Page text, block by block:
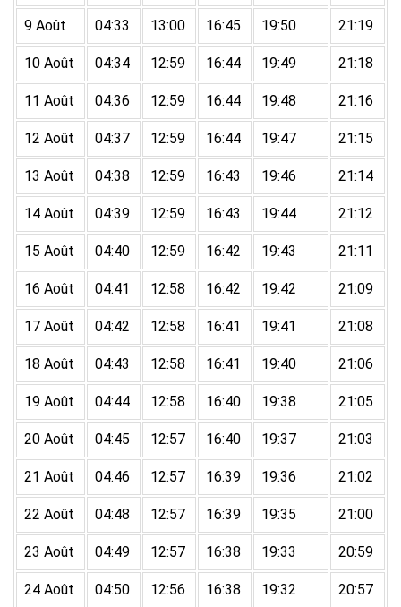
9 Août 04:33 13:00 16:45 19:50 21:19
10 Août 04:34 12:59 16:44 19:49 21:18
11 Août 04:36 12:59 16:44 19:48 21:16
12 Août 04:37 12:59 16:44 19:47 21:15
13 Août 04:38 12:59 16:43 19:46 21:14
14 Août 04:39 12:59 16:43 19:44 21:12
15 Août 04:40 12:59 16:42 19:43 21:11
16 Août 04:41 12:58 16:42 19:42 21:09
17 Août 04:42 12:58 16:41 19:41 21:08
18 Août 04:43 12:58 16:41 19:40 21:06
19 Août 04:44 12:58 16:40 19:38 21:05
20 Août 04:45 12:57 16:40 19:37 21:03
21 Août 04:46 12:57 16:39 19:36 21:02
22 Août 04:48 12:57 16:39 19:35 21:00
23 Août 04:49 12:57 16:38 19:33 20:59
24 Août 04:50 12:56 16:38 19:32 20:57